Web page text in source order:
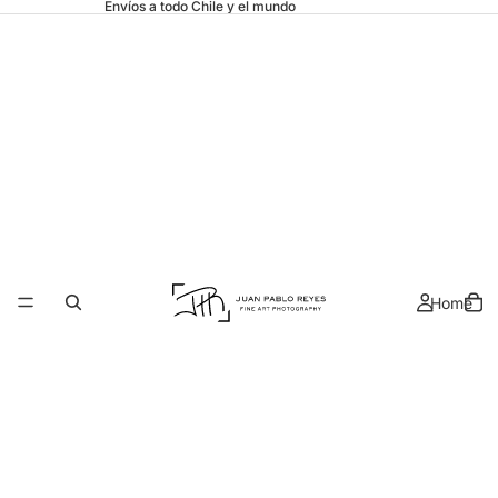
Envíos a todo Chile y el mundo
Home